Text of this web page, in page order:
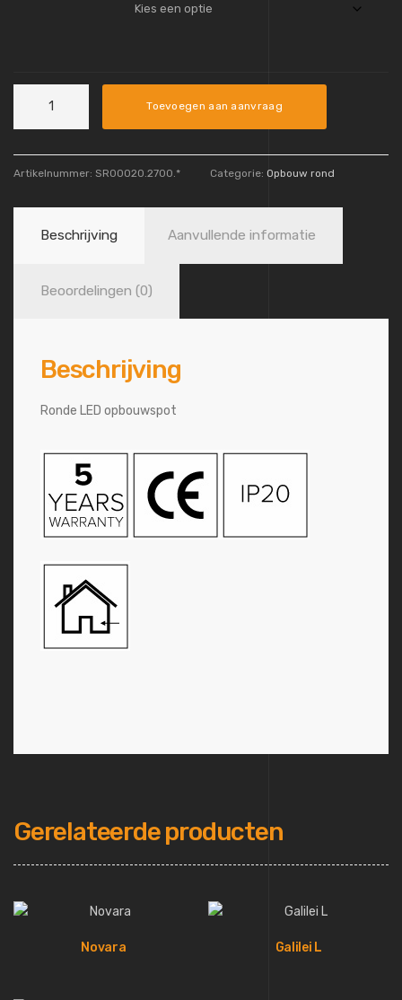
Toevoegen aan aanvraag
Artikelnummer: SR00020.2700.* Categorie: Opbouw rond
Beschrijving Aanvullende informatie
Beoordelingen (0)
Beschrijving
Ronde LED opbouwspot
Gerelateerde producten
Novara Galilei L